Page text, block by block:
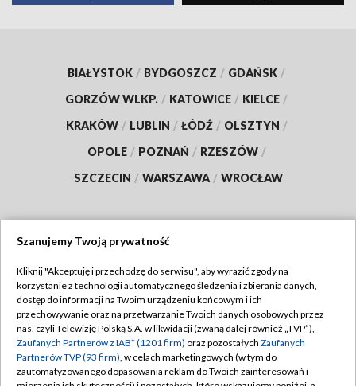
BIAŁYSTOK / BYDGOSZCZ / GDAŃSK /
GORZÓW WLKP. / KATOWICE / KIELCE /
KRAKÓW / LUBLIN / ŁÓDŹ / OLSZTYN /
OPOLE / POZNAŃ / RZESZÓW /
SZCZECIN / WARSZAWA / WROCŁAW
TVP
Abonament TVP
Emisja w TVP
Centrum informacji TVP
Regulamin TVP
Polityka prywatności
Moje zgody
Szanujemy Twoją prywatność
Kliknij "Akceptuję i przechodzę do serwisu", aby wyrazić zgody na
korzystanie z technologii automatycznego śledzenia i zbierania danych,
dostęp do informacji na Twoim urządzeniu końcowym i ich
przechowywanie oraz na przetwarzanie Twoich danych osobowych przez
nas, czyli Telewizję Polską S.A. w likwidacji (zwaną dalej również „TVP”),
Zaufanych Partnerów z IAB* (1201 firm) oraz pozostałych Zaufanych
Partnerów TVP (93 firm), w celach marketingowych (w tym do
zautomatyzowanego dopasowania reklam do Twoich zainteresowań i